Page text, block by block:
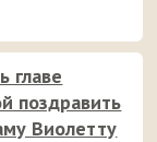
главе
поздравить
Виолетту